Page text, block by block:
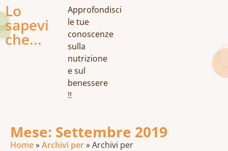
Lo
sapevi
che...
Approfondisci
le tue
conoscenze
sulla
nutrizione
e sul
benessere
!!
Mese: Settembre 2019
Home»Archivi per»Archivi per